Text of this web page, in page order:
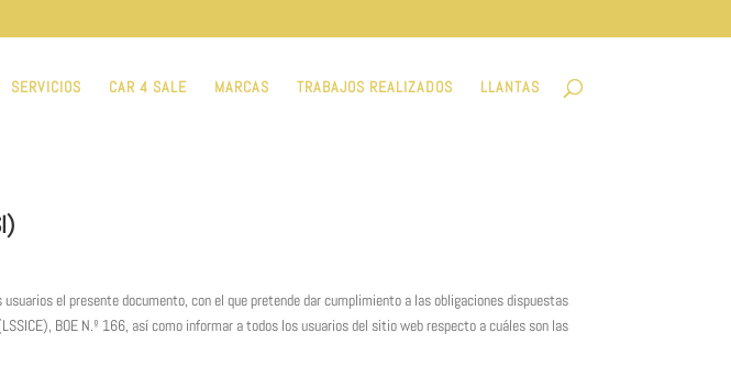
SERVICIOS CAR 4 SALE MARCAS TRABAJOS REALIZADOS LLANTAS
el presente documento, con el que pretende dar cumplimiento a las obligaciones dispuestas
BOE N.º 166, así como informar a todos los usuarios del sitio web respecto a cuáles son las